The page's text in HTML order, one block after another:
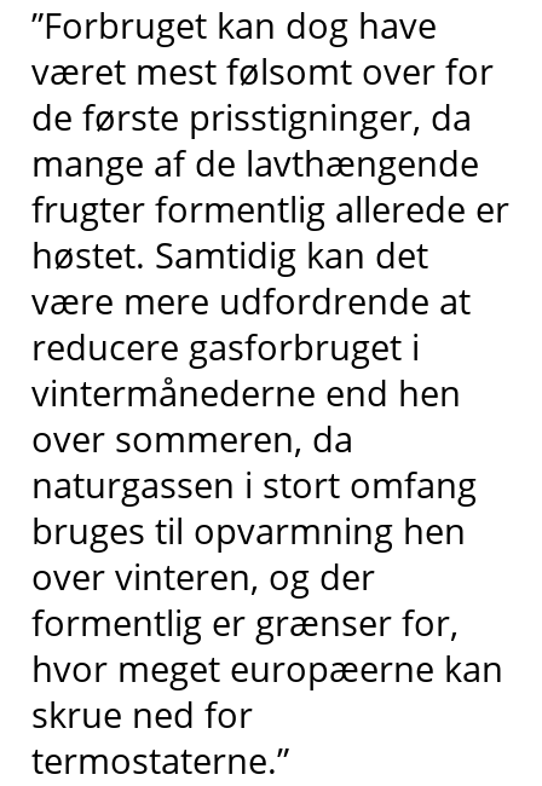
”Forbruget kan dog have
været mest følsomt over for
de første prisstigninger, da
mange af de lavthængende
frugter formentlig allerede er
høstet. Samtidig kan det
være mere udfordrende at
reducere gasforbruget i
vintermånederne end hen
over sommeren, da
naturgassen i stort omfang
bruges til opvarmning hen
over vinteren, og der
formentlig er grænser for,
hvor meget europæerne kan
skrue ned for
termostaterne.”